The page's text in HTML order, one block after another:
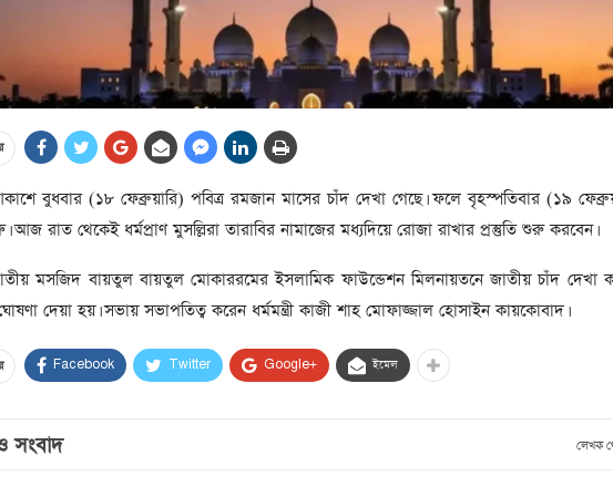
বুধবার (১৮ ফেব্রুয়ারি) পবিত্র রমজান মাসের চাঁদ দেখা গেছে। ফলে বৃহস্পতিবার (১৯
আজ রাত থেকেই ধর্মপ্রাণ মুসল্লিরা তারাবির নামাজের মধ্যদিয়ে রোজা রাখার প্রস্তুতি শুরু করবেন।
মসজিদ বায়তুল বায়তুল মোকাররমের ইসলামিক ফাউন্ডেশন মিলনায়তনে জাতীয় চাঁদ দেখা
দেয়া হয়। সভায় সভাপতিত্ব করেন ধর্মমন্ত্রী কাজী শাহ মোফাজ্জাল হোসাইন কায়কোবাদ।
Facebook Twitter Google+ ইমেল
লেখক
আর্টিজান হামলা
রায় আজ
তারেক জামিলের
ইাতহাসে সাকিবের
দিচ্ছেন দলীয়
আর্কাইভ থেকে
সেহরি, ইফতার ও তারাবির
সময় নিরবচ্ছিন্ন বিদ্যুৎ রাখার
নির্দেশ: প্রধানমন্ত্রী তারেক
রহমান
আর্কাইভ থেকে
তারেক রহমান
নতুন মন্ত্রিসভা ৫০ সদস্যের হতে
পারে, ২৫ পূর্ণমন্ত্রী, প্রতিমন্ত্রী